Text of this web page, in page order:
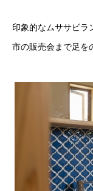
印象的なムササビラ
市の販売会まで足を